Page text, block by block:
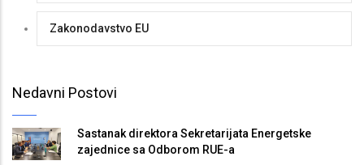
Zakonodavstvo EU
Nedavni Postovi
Sastanak direktora Sekretarijata Energetske
zajednice sa Odborom RUE-a